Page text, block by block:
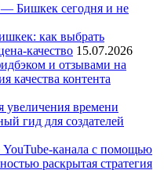
Бишкек сегодня и не
как выбрать
качество 15.07.2026
и отзывами на
качества контента
увеличения времени
гид для создателей
канала с помощью
раскрытая стратегия